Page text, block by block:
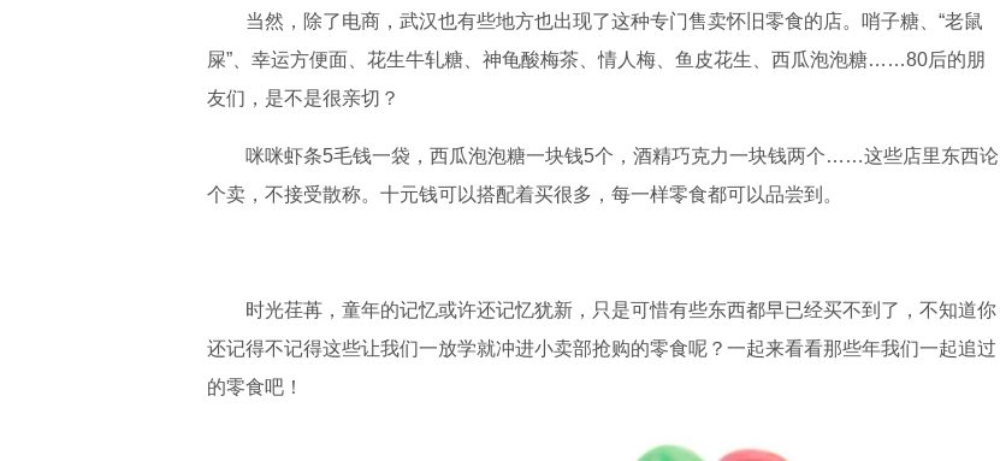
当然，除了电商，武汉也有些地方也出现了这种专门售卖怀旧零食的店。哨子糖、“老鼠
屎”、幸运方便面、花生牛轧糖、神龟酸梅茶、情人梅、鱼皮花生、西瓜泡泡糖……80后的朋
友们，是不是很亲切？
咪咪虾条5毛钱一袋，西瓜泡泡糖一块钱5个，酒精巧克力一块钱两个……这些店里东西论
个卖，不接受散称。十元钱可以搭配着买很多，每一样零食都可以品尝到。
时光荏苒，童年的记忆或许还记忆犹新，只是可惜有些东西都早已经买不到了，不知道你
还记得不记得这些让我们一放学就冲进小卖部抢购的零食呢？一起来看看那些年我们一起追过
的零食吧！